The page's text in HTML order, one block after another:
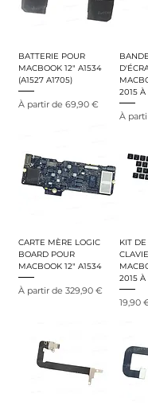
BATTERIE POUR
MACBOOK 12" A1534
(A1527 A1705)
À partir de 69,90 €
Prix promotionnel
2015 À
À
Prix
CARTE MÈRE LOGIC
BOARD POUR
MACBOOK 12" A1534
À partir de 329,90 €
Prix promotionnel
KIT
2015 À
Prix
19,90